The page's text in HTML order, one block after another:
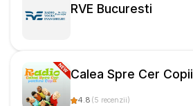
RVE Bucuresti
Calea Spre Cer Copii
4.8 (5 recenzii)